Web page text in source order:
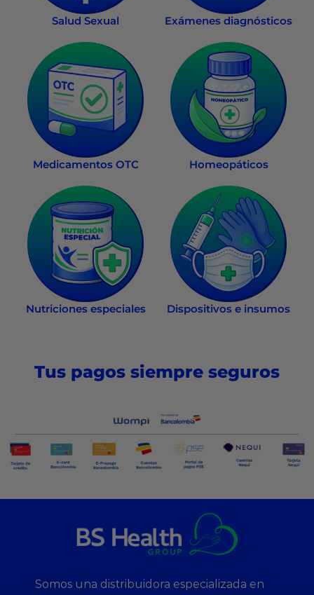
Salud Sexual Exámenes diagnósticos
Medicamentos OTC Homeopáticos
Nutriciones especiales Dispositivos e insumos
Tus pagos siempre seguros
Somos una distribuidora especializada en